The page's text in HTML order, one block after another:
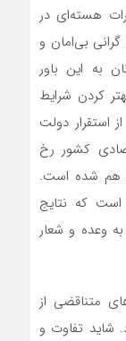
هسته‌اي در
بي‌امان و
به اين باور
کردن شرايط
استقرار دولت
کشور رخ
هم شده است.
است که نتايج
وعده و شعار
متناقضي از
شايد تفاوت و